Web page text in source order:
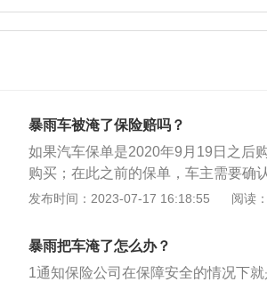
暴雨车被淹了保险赔吗？
如果汽车保单是2020年9月19日之后
购买；在此之前的保单，车主需要确
赔。以下是汽车涉水的扩展资料：燃
零部件和电气线路与电动汽车的损失
安置在相对安全的地方，地势比较高
发布时间：2023-07-17 16:18:55 阅读
暴雨把车淹了怎么办？
1通知保险公司在保障安全的情况下